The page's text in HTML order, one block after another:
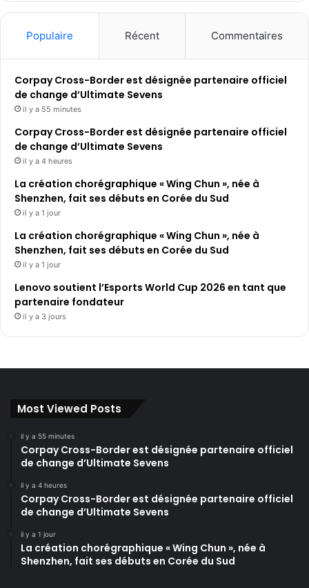
Populaire Récent Commentaires
Corpay Cross-Border est désignée partenaire officiel
de change d’Ultimate Sevens
il y a 55 minutes
Corpay Cross-Border est désignée partenaire officiel
de change d’Ultimate Sevens
il y a 4 heures
La création chorégraphique « Wing Chun », née à
Shenzhen, fait ses débuts en Corée du Sud
il y a 1 jour
La création chorégraphique « Wing Chun », née à
Shenzhen, fait ses débuts en Corée du Sud
il y a 1 jour
Lenovo soutient l’Esports World Cup 2026 en tant que
partenaire fondateur
il y a 3 jours
Most Viewed Posts
il y a 55 minutes
Corpay Cross-Border est désignée partenaire officiel
de change d’Ultimate Sevens
il y a 4 heures
Corpay Cross-Border est désignée partenaire officiel
de change d’Ultimate Sevens
il y a 1 jour
La création chorégraphique « Wing Chun », née à
Shenzhen, fait ses débuts en Corée du Sud